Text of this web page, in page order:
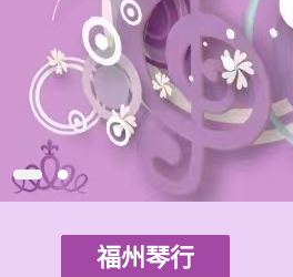
福州琴行